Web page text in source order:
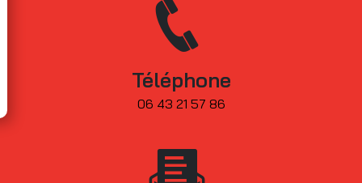
Téléphone
06 43 21 57 86